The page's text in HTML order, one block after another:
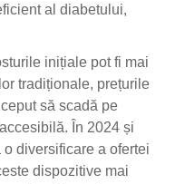
al diabetului,
inițiale pot fi mai
tradiționale, prețurile
să scadă pe
În 2024 și
diversificare a ofertei
dispozitive mai